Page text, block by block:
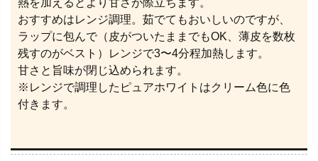
熱を加えるとより甘さが際立ちます。
おすすめはレンジ調理。茹でてもおいしいのですが、
ラップに包んで（皮がついたままでもOK、薄皮を数枚
残すのがベスト）レンジで3〜4分程加熱します。
甘さと旨味が閉じ込められます。
※レンジで調理したピュアホワイトはクリーム色に色
付きます。